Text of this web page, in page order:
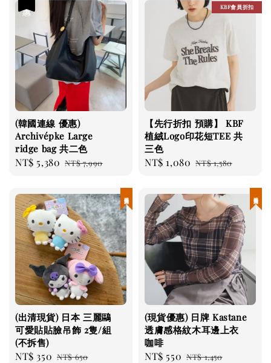
(韓國連線 優惠)
Archivépke Large
ridge bag 共二色
Sale
NT$ 5,380 Regular
NT$ 7,990
KBF會員折扣
【先行折扣 預購】 KBF
植絨Logo印花短TEE 共
三色
Sale
NT$ 1,080 Regular
NT$ 1,580
(出清現貨) 日本 三麗鷗
可愛貼貼臉吊飾 2隻/組
(不拆售)
Sale
NT$ 350 Regular
NT$ 650
(現貨優惠) 日牌 Kastane
透膚感格紋木耳邊上衣
咖啡
Sale
NT$ 550 Regular
NT$ 1,450